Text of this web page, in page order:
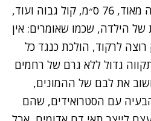
הקטן, וביניהן קומה נמוכה מאוד, 76 ס״מ, קול גבוה ועוד,
הילדה, שכמו שאומרים: אין
לרקוד, הולכת כנגד כל
גדול ללא גרם של רחמים
את לבם של ההמונים,
עם הסטרואידים, שהם